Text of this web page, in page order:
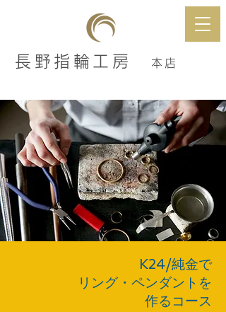
長野指輪工房 本店
​K24/純金で
​リング・ペンダントを
作るコース